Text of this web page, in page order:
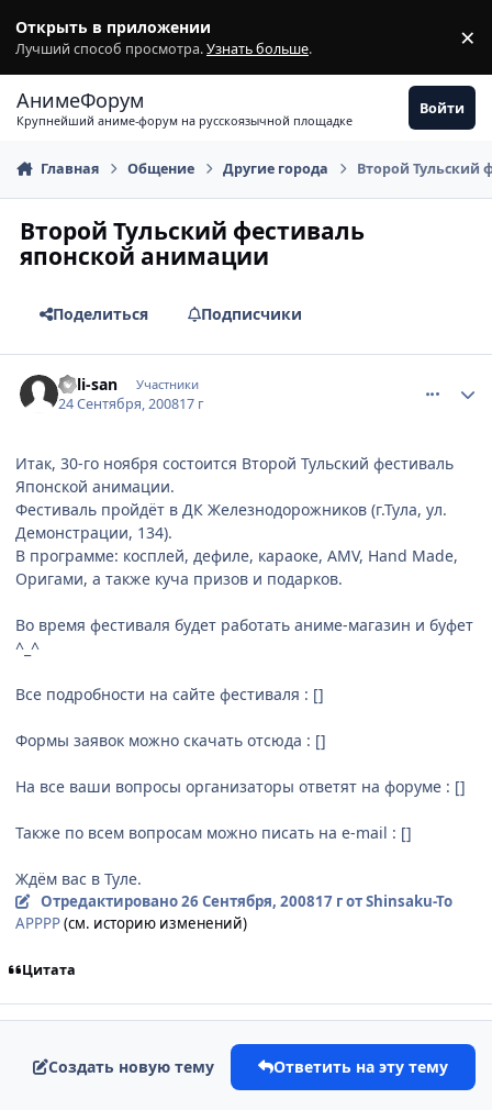
Открыть в приложении
Лучший способ просмотра.Узнать больше. ×
АнимеФорум
Крупнейший аниме-форум на русскоязычной площадке
Войти
Главная Общение Другие города Второй Тульский
Второй Тульский фестиваль
японской анимации
Поделиться Подписчики
Mili-san Участники
24 Сентября, 200817 г
Итак, 30-го ноября состоится Второй Тульский фестиваль
Японской анимации.
Фестиваль пройдёт в ДК Железнодорожников (г.Тула, ул.
Демонстрации, 134).
В программе: косплей, дефиле, караоке, AMV, Hand Made,
Оригами, а также куча призов и подарков.
Во время фестиваля будет работать аниме-магазин и буфет
^_^
Все подробности на сайте фестиваля : []
Формы заявок можно скачать отсюда : []
На все ваши вопросы организаторы ответят на форуме : []
Также по всем вопросам можно писать на e-mail : []
Ждём вас в Туле.
Отредактировано26 Сентября, 200817 гот Shinsaku-To
АРРРР(см. историю изменений)
Цитата
Создать новую тему Ответить на эту тему